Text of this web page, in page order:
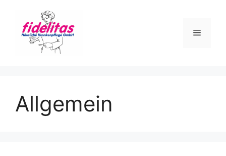
springen
Menü
Allgemein